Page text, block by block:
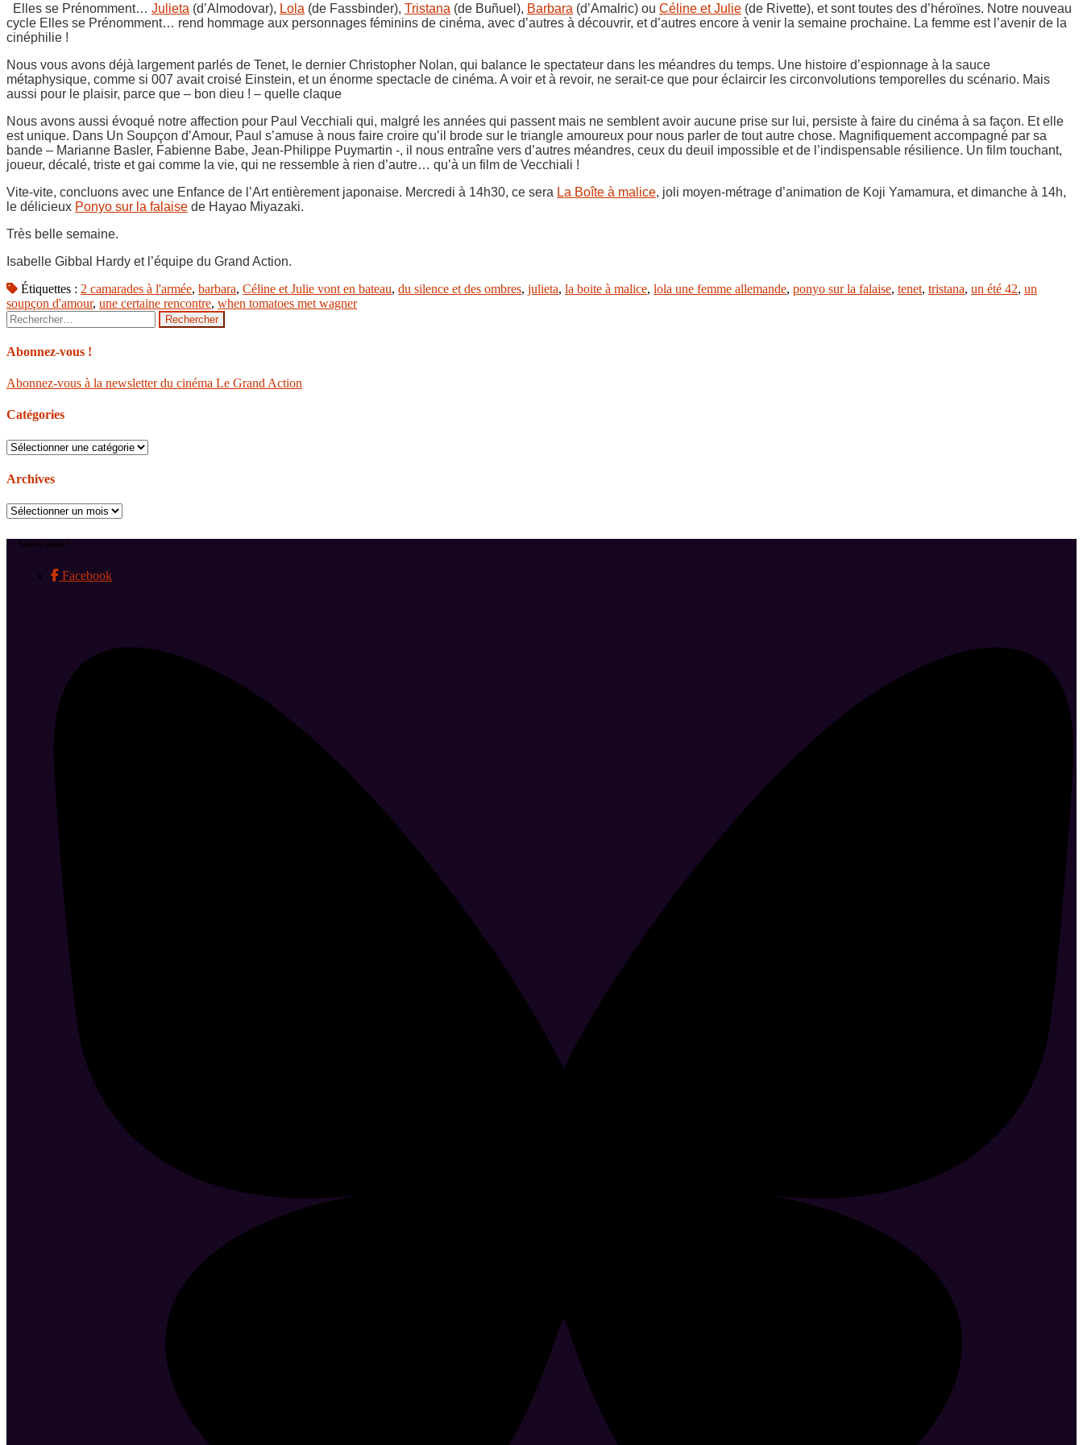
Elles se Prénomment… Julieta (d’Almodovar), Lola (de Fassbinder), Tristana (de Buñuel), Barbara (d’Amalric) ou Céline et Julie (de Rivette), et sont toutes des d’héroïnes. Notre nouveau
cycle Elles se Prénomment… rend hommage aux personnages féminins de cinéma, avec d’autres à découvrir, et d’autres encore à venir la semaine prochaine. La femme est l’avenir de la
cinéphilie !
Nous vous avons déjà largement parlés de Tenet, le dernier Christopher Nolan, qui balance le spectateur dans les méandres du temps. Une histoire d’espionnage à la sauce
métaphysique, comme si 007 avait croisé Einstein, et un énorme spectacle de cinéma. A voir et à revoir, ne serait-ce que pour éclaircir les circonvolutions temporelles du scénario. Mais
aussi pour le plaisir, parce que – bon dieu ! – quelle claque
Nous avons aussi évoqué notre affection pour Paul Vecchiali qui, malgré les années qui passent mais ne semblent avoir aucune prise sur lui, persiste à faire du cinéma à sa façon. Et elle
est unique. Dans Un Soupçon d’Amour, Paul s’amuse à nous faire croire qu’il brode sur le triangle amoureux pour nous parler de tout autre chose. Magnifiquement accompagné par sa
bande – Marianne Basler, Fabienne Babe, Jean-Philippe Puymartin -, il nous entraîne vers d’autres méandres, ceux du deuil impossible et de l’indispensable résilience. Un film touchant,
joueur, décalé, triste et gai comme la vie, qui ne ressemble à rien d’autre… qu’à un film de Vecchiali !
Vite-vite, concluons avec une Enfance de l’Art entièrement japonaise. Mercredi à 14h30, ce sera La Boîte à malice, joli moyen-métrage d’animation de Koji Yamamura, et dimanche à 14h,
le délicieux Ponyo sur la falaise de Hayao Miyazaki.
Très belle semaine.
Isabelle Gibbal Hardy et l’équipe du Grand Action.
Étiquettes : 2 camarades à l'armée, barbara, Céline et Julie vont en bateau, du silence et des ombres, julieta, la boite à malice, lola une femme allemande, ponyo sur la falaise, tenet, tristana, un été 42, un
soupçon d'amour, une certaine rencontre, when tomatoes met wagner
Rechercher :
Abonnez-vous !
Abonnez-vous à la newsletter du cinéma Le Grand Action
Catégories
Catégories
Archives
Archives
Suivez-nous !
Facebook